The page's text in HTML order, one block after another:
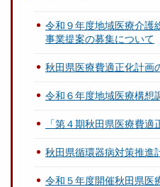
令和９年度地域医療介護
事業提案の募集について
秋田県医療費適正化計画
令和６年度地域医療構
「第４期秋田県医療費
秋田県循環器病対策推進
令和５年度開催秋田県